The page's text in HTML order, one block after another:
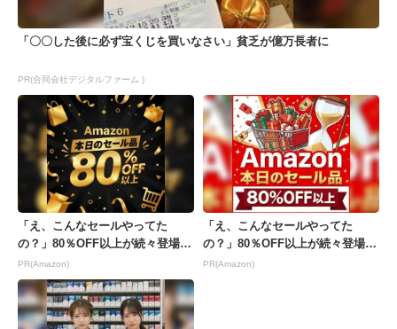
「〇〇した後に必ず宝くじを買いなさい」貧乏が億万長者に
PR(合同会社デジタルファーム )
「え、こんなセールやってた
の？」80％OFF以上が続々登場！
Amazonの本気が...
PR(Amazon)
「え、こんなセールやってた
の？」80％OFF以上が続々登場！
Amazonの本気が...
PR(Amazon)